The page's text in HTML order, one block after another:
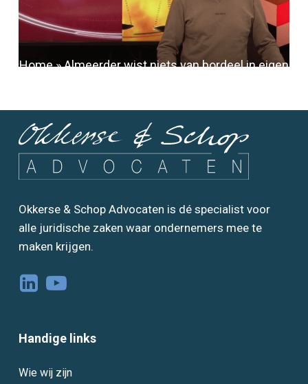
Home»Almeerder wist niets van bordeel in eigen
Okkerse & Schop Advocaten is dé specialist voor
alle juridische zaken waar ondernemers mee te
maken krijgen.
Handige links
Wie wij zijn